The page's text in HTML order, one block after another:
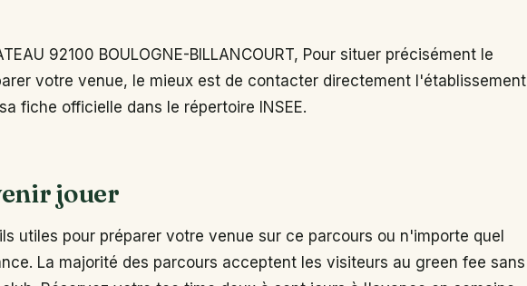
92100 BOULOGNE-BILLANCOURT, Pour situer précisément le
votre venue, le mieux est de contacter directement l'établissement
fiche officielle dans le répertoire INSEE.
jouer
utiles pour préparer votre venue sur ce parcours ou n'importe quel
La majorité des parcours acceptent les visiteurs au green fee sans